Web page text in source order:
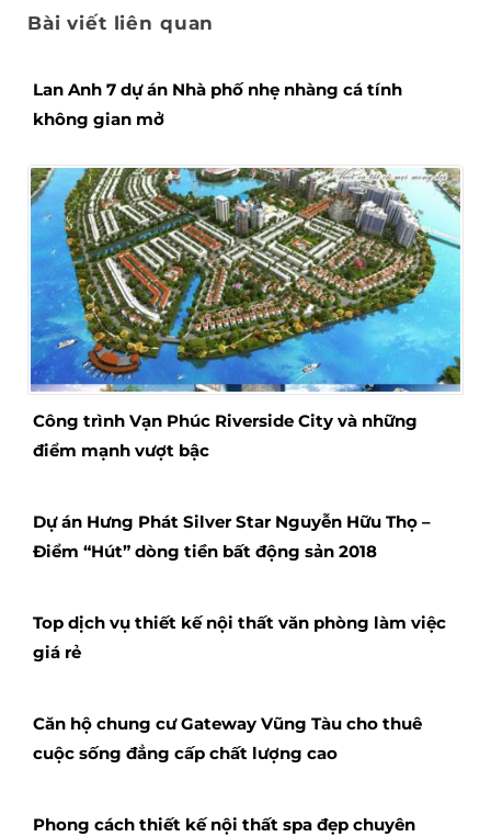
Bài viết liên quan
Lan Anh 7 dự án Nhà phố nhẹ nhàng cá tính
không gian mở
Công trình Vạn Phúc Riverside City và những
điểm mạnh vượt bậc
Dự án Hưng Phát Silver Star Nguyễn Hữu Thọ –
Điểm “Hút” dòng tiền bất động sản 2018
Top dịch vụ thiết kế nội thất văn phòng làm việc
giá rẻ
Căn hộ chung cư Gateway Vũng Tàu cho thuê
cuộc sống đẳng cấp chất lượng cao
Phong cách thiết kế nội thất spa đẹp chuyên